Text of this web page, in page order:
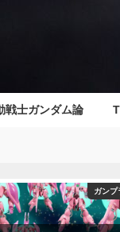
戦士ガンダム論
ガンプ